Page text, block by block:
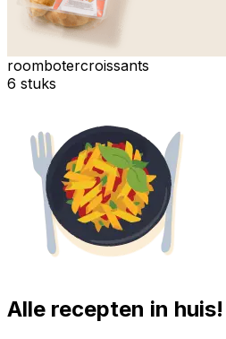
roombotercroissants
6 stuks
Alle recepten in huis!